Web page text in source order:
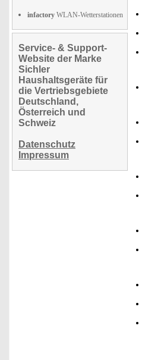
infactory WLAN-Wetterstationen
Service- & Support-
Website der Marke
Sichler
Haushaltsgeräte für
die Vertriebsgebiete
Deutschland,
Österreich und
Schweiz
Datenschutz
Impressum